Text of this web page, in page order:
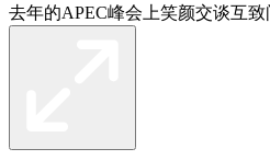
去年的APEC峰会上笑颜交谈互